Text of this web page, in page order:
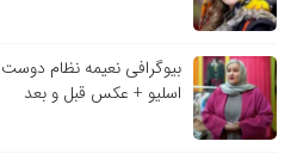
بیوگرافی نعیمه نظام
اسلیو + عکس قبل و بعد